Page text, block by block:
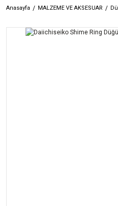
Anasayfa MALZEME VE AKSESUAR